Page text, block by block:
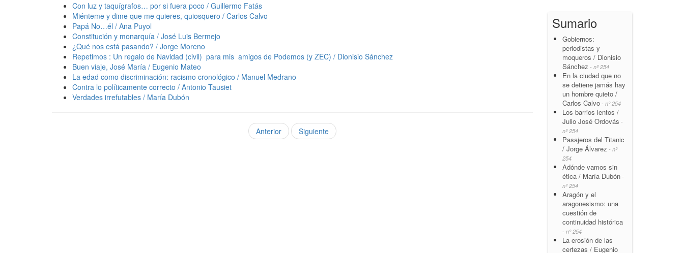
Con luz y taquígrafos… por si fuera poco / Guillermo Fatás
Miénteme y dime que me quieres, quiosquero / Carlos Calvo
Papá No…él / Ana Puyol
Constitución y monarquía / José Luis Bermejo
¿Qué nos está pasando? / Jorge Moreno
Repetimos : Un regalo de Navidad (civil) para mis amigos de Podemos (y ZEC) / Dionisio Sánchez
Buen viaje, José María / Eugenio Mateo
La edad como discriminación: racismo cronológico / Manuel Medrano
Contra lo políticamente correcto / Antonio Tausiet
Verdades irrefutables / María Dubón
Anterior Siguiente
Sumario
Gobiernos:
periodistas y
moqueros / Dionisio
Sánchez - nº 254
En la ciudad que no
se detiene jamás hay
un hombre quieto /
Carlos Calvo - nº 254
Los barrios lentos /
Julio José Ordovás -
nº 254
Pasajeros del Titanic
/ Jorge Álvarez - nº
254
Adónde vamos sin
ética / María Dubón -
nº 254
Aragón y el
aragonesismo: una
cuestión de
continuidad histórica
- nº 254
La erosión de las
certezas / Eugenio